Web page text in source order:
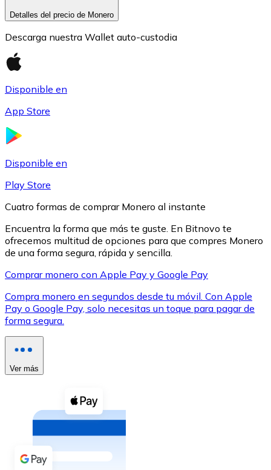
XRP
XRP
Efectivo
Comprar con efectivo
Transferencia SEPA
Añade fondos a tu cuenta Bitnovo o realiza compras
Detalles del precio de Monero
Descarga nuestra Wallet auto-custodia
Disponible en
App Store
Disponible en
Play Store
Cuatro formas de comprar Monero al instante
Encuentra la forma que más te guste. En Bitnovo te
ofrecemos multitud de opciones para que compres Monero
de una forma segura, rápida y sencilla.
Comprar monero con Apple Pay y Google Pay
Compra monero en segundos desde tu móvil. Con Apple
Pay o Google Pay, solo necesitas un toque para pagar de
forma segura.
Ver más